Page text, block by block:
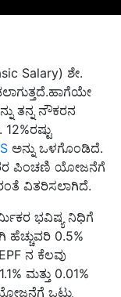
Salary) ಶೇ.
ತನ್ನ ನೌಕರನ
ಅನ್ನು ಒಳಗೊಂಡಿದೆ.
ಪಿಂಚಣಿ ಯೋಜನೆಗೆ
ವಿತರಿಸಲಾಗಿದೆ.
ಭವಿಷ್ಯ ನಿಧಿಗೆ
0.5%
ನ ಕೆಲವು
ಮತ್ತು 0.01%
ಒಟ್ಟು